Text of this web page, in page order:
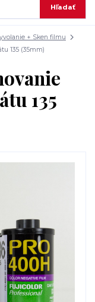
Hľadať
+ Sken filmu
135 (35mm)
135